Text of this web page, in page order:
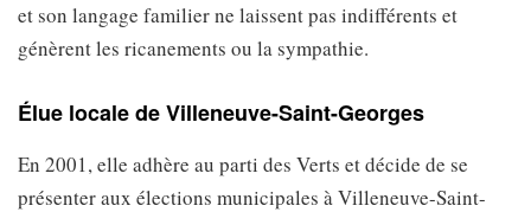
et son langage familier ne laissent pas indifférents et
génèrent les ricanements ou la sympathie.
Élue locale de Villeneuve-Saint-Georges
En 2001, elle adhère au parti des Verts et décide de se
présenter aux élections municipales à Villeneuve-Saint-